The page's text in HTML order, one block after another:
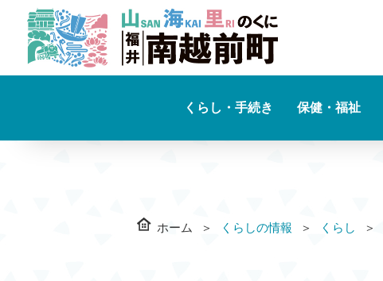
くらし・手続き 保健・福祉
ホーム くらしの情報 くらし